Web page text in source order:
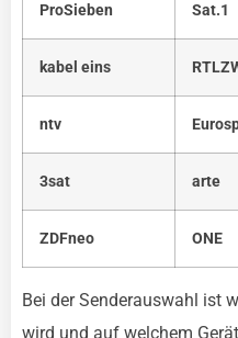
ProSieben Sat.1
kabel eins
ntv
3sat arte
ZDFneo ONE
Bei der Senderauswahl ist
wird und auf welchem